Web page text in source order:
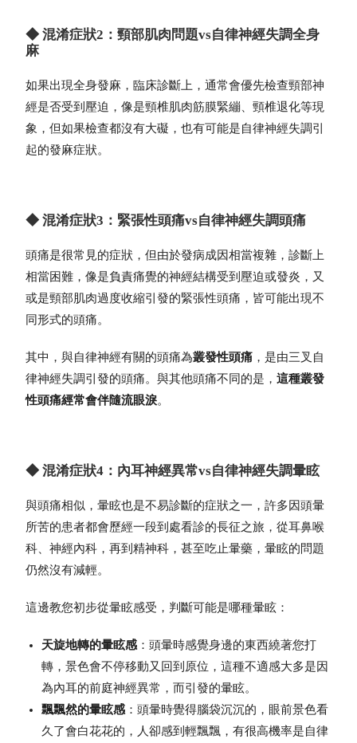
◆ 混淆症狀2：頸部肌肉問題vs自律神經失調全身
麻
如果出現全身發麻，臨床診斷上，通常會優先檢查頸部神
經是否受到壓迫，像是頸椎肌肉筋膜緊繃、頸椎退化等現
象，但如果檢查都沒有大礙，也有可能是自律神經失調引
起的發麻症狀。
◆ 混淆症狀3：緊張性頭痛vs自律神經失調頭痛
頭痛是很常見的症狀，但由於發病成因相當複雜，診斷上
相當困難，像是負責痛覺的神經結構受到壓迫或發炎，又
或是頸部肌肉過度收縮引發的緊張性頭痛，皆可能出現不
同形式的頭痛。
其中，與自律神經有關的頭痛為叢發性頭痛 ，是由三叉自
律神經失調引發的頭痛。與其他頭痛不同的是，這種叢發
性頭痛經常會伴隨流眼淚。
◆ 混淆症狀4：內耳神經異常vs自律神經失調暈眩
與頭痛相似，暈眩也是不易診斷的症狀之一，許多因頭暈
所苦的患者都會歷經一段到處看診的長征之旅，從耳鼻喉
科、神經內科，再到精神科，甚至吃止暈藥，暈眩的問題
仍然沒有減輕。
這邊教您初步從暈眩感受，判斷可能是哪種暈眩：
天旋地轉的暈眩感 ：頭暈時感覺身邊的東西繞著您打
轉，景色會不停移動又回到原位，這種不適感大多是因
為內耳的前庭神經異常，而引發的暈眩。
飄飄然的暈眩感 ：頭暈時覺得腦袋沉沉的，眼前景色看
久了會白花花的，人卻感到輕飄飄，有很高機率是自律